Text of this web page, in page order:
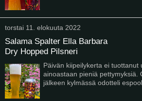
torstai 11. elokuuta 2022
Salama Spalter Ella Barbara
Dry Hopped Pilsneri
Päivän kiipeilykerta ei tuottanut
ainoastaan pieniä pettymyksiä.
jälkeen kylmässä odotteli